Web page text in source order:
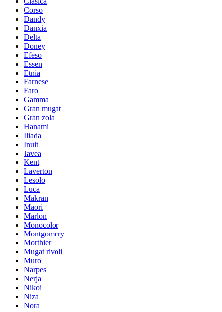
Corso
Dandy
Danxia
Delta
Doney
Efeso
Essen
Etnia
Farnese
Faro
Gamma
Gran mugat
Gran zola
Hanami
Iliada
Inuit
Javea
Kent
Laverton
Lesolo
Luca
Makran
Maori
Marlon
Monocolor
Montgomery
Morthier
Mugat rivoli
Muro
Narpes
Nerja
Nikoi
Niza
Nora